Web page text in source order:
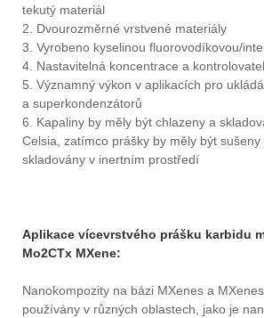
tekutý materiál
2. Dvourozměrné vrstvené materiály
3. Vyrobeno kyselinou fluorovodíkovou/
4. Nastavitelná koncentrace a
5. Významný výkon v aplikacích pro
a superkondenzátorů
6. Kapaliny by měly být chlazeny a
Celsia, zatímco prášky by měly být
skladovány v inertním prostředí
Aplikace vícevrstvého prášku karbidu
Mo2CTx MXene:
Nanokompozity na bázi MXenes a
používány v různých oblastech, jako je